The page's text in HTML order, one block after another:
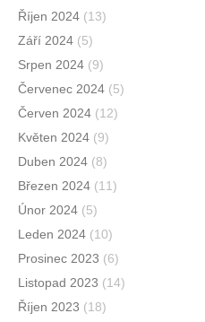
Říjen 2024 (13)
Září 2024 (5)
Srpen 2024 (9)
Červenec 2024 (5)
Červen 2024 (12)
Květen 2024 (9)
Duben 2024 (8)
Březen 2024 (11)
Únor 2024 (5)
Leden 2024 (10)
Prosinec 2023 (6)
Listopad 2023 (14)
Říjen 2023 (18)